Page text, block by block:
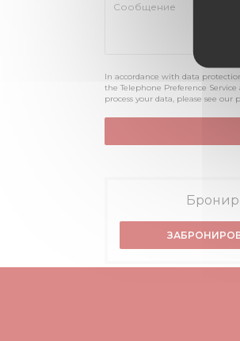
In accordance with data
the Telephone Preference Service
process your data, please see our